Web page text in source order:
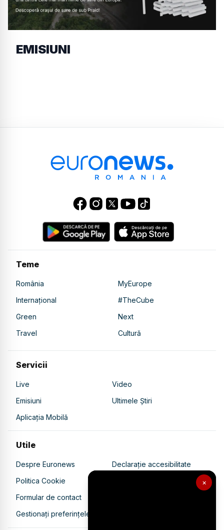
×
EMISIUNI
Teme
România
MyEurope
Internațional
#TheCube
Green
Next
Travel
Cultură
Servicii
Live
Video
Emisiuni
Ultimele Știri
Aplicația Mobilă
Utile
Despre Euronews
Declarație accesibilitate
Politica Cookie
Politica de confidențialitate
Formular de contact
Gestionați preferințele